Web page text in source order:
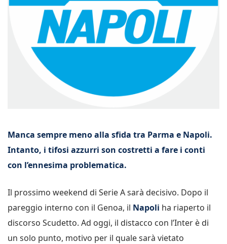
Manca sempre meno alla sfida tra Parma e Napoli.
Intanto, i tifosi azzurri son costretti a fare i conti
con l’ennesima problematica.
Il prossimo weekend di Serie A sarà decisivo. Dopo il
pareggio interno con il Genoa, il Napoli ha riaperto il
discorso Scudetto. Ad oggi, il distacco con l’Inter è di
un solo punto, motivo per il quale sarà vietato